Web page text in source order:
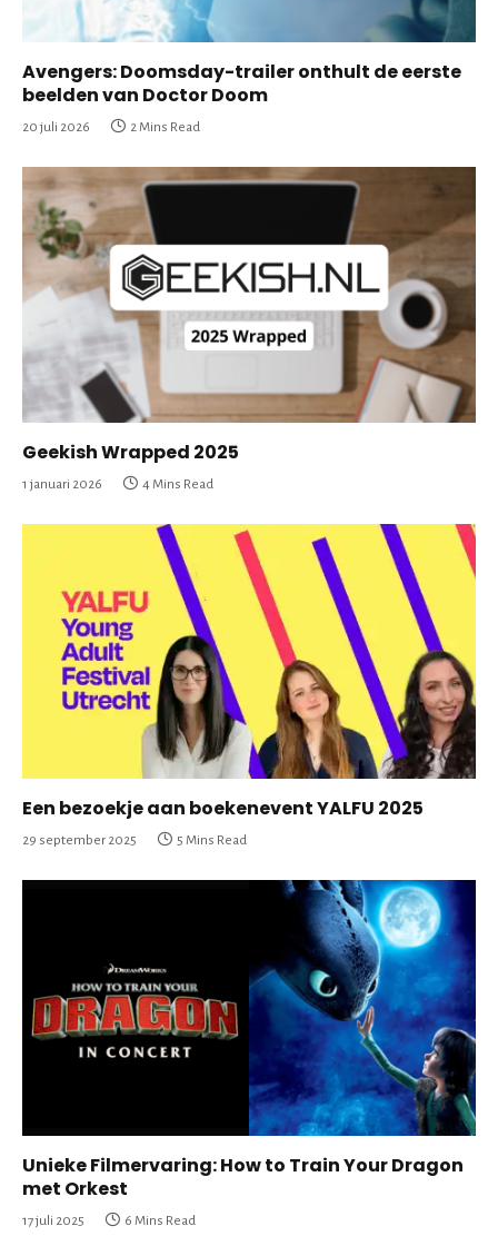
Avengers: Doomsday-trailer onthult de eerste
beelden van Doctor Doom
20 juli 2026 2 Mins Read
Geekish Wrapped 2025
1 januari 2026 4 Mins Read
Een bezoekje aan boekenevent YALFU 2025
29 september 2025 5 Mins Read
Unieke Filmervaring: How to Train Your Dragon
met Orkest
17 juli 2025 6 Mins Read